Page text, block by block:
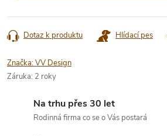
Dotaz k produktu Hlídací pes
Značka:VV Design
Záruka: 2 roky
Na trhu přes 30 let
Rodinná firma co se o Vás postará